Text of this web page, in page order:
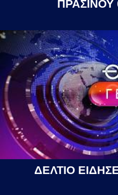
ΠΡΑΣΙΝΟΥ
ΔΕΛΤΙΟ